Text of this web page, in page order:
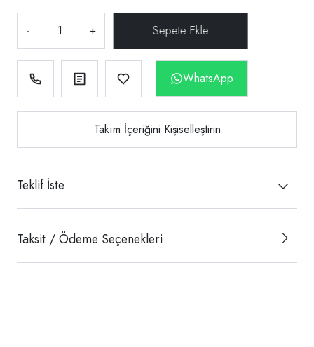
- +
WhatsApp
Takım İçeriğini Kişiselleştirin
Teklif İste
Taksit / Ödeme Seçenekleri